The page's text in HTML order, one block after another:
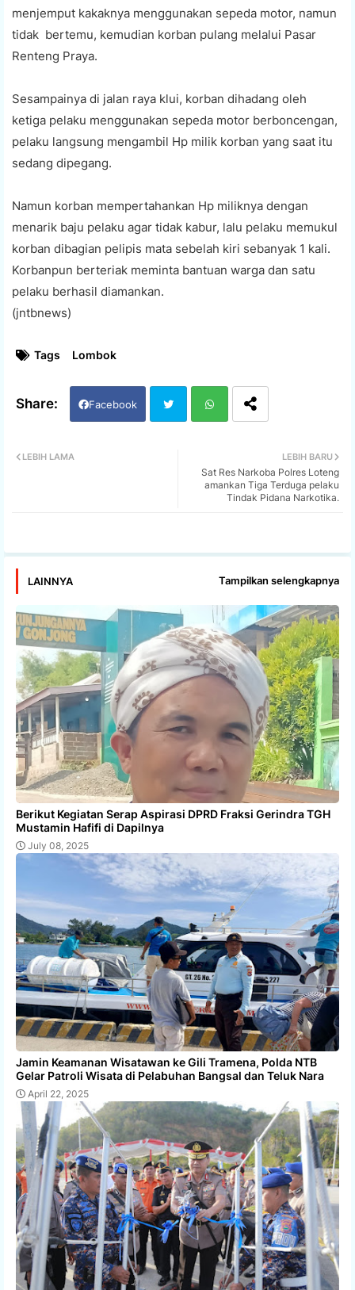
menjemput kakaknya menggunakan sepeda motor, namun
tidak bertemu, kemudian korban pulang melalui Pasar
Renteng Praya.
Sesampainya di jalan raya klui, korban dihadang oleh
ketiga pelaku menggunakan sepeda motor berboncengan,
pelaku langsung mengambil Hp milik korban yang saat itu
sedang dipegang.
Namun korban mempertahankan Hp miliknya dengan
menarik baju pelaku agar tidak kabur, lalu pelaku memukul
korban dibagian pelipis mata sebelah kiri sebanyak 1 kali.
Korbanpun berteriak meminta bantuan warga dan satu
pelaku berhasil diamankan.
(jntbnews)
Tags Lombok
Facebook
ats
LEBIH BARU
Sat Res Narkoba Polres Loteng
amankan Tiga Terduga pelaku
Tindak Pidana Narkotika.
LEBIH LAMA
LAINNYA Tampilkan selengkapnya
Berikut Kegiatan Serap Aspirasi DPRD Fraksi Gerindra TGH
Mustamin Hafifi di Dapilnya
July 08, 2025
Jamin Keamanan Wisatawan ke Gili Tramena, Polda NTB
Gelar Patroli Wisata di Pelabuhan Bangsal dan Teluk Nara
April 22, 2025